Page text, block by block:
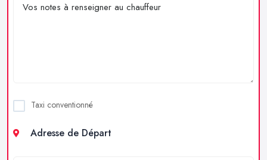
Taxi conventionné
Adresse de Départ